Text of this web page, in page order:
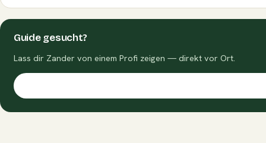
Guide gesucht?
Lass dir Zander von einem Profi zeigen — direkt vor Ort.